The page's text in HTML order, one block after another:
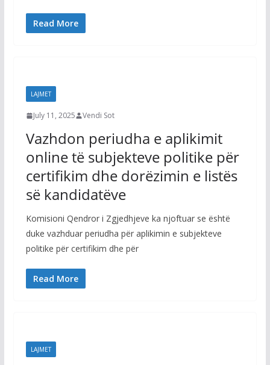
Read More
LAJMET
July 11, 2025 Vendi Sot
Vazhdon periudha e aplikimit
online të subjekteve politike për
certifikim dhe dorëzimin e listës
së kandidatëve
Komisioni Qendror i Zgjedhjeve ka njoftuar se është
duke vazhduar periudha për aplikimin e subjekteve
politike për certifikim dhe për
Read More
LAJMET